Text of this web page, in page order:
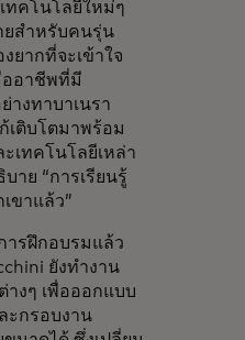
ทคโนโลยีใหม่ๆ
ยสำหรับคนรุ่น
ยากที่จะเข้าใจ
อาชีพที่มี
างทาบาเนรา
เติบโตมาพร้อม
เทคโนโลยีเหล่า
าย “การเรียนรู้
ขาแล้ว”
ารฝึกอบรมแล้ว
ยังทำงาน
างๆ เพื่อออกแบบ
ะกรอบงาน